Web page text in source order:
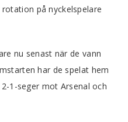
på nyckelspelare
nu senast när de vann
har de spelat hem
1-seger mot Arsenal och